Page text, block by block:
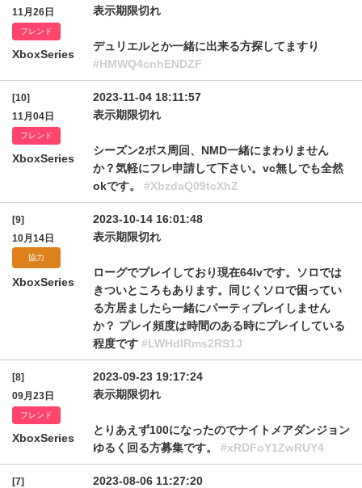
11月26日
フレンド
XboxSeries
表示期限切れ
デュリエルとか一緒に出来る方探してますり
#HMWQ4cnhENDZF
[10]
11月04日
フレンド
XboxSeries
2023-11-04 18:11:57
表示期限切れ
シーズン2ボス周回、NMD一緒にまわりません
か？気軽にフレ申請して下さい。vc無しでも全然
okです。 #XbzdaQ09tcXhZ
[9]
10月14日
協力
XboxSeries
2023-10-14 16:01:48
表示期限切れ
ローグでプレイしており現在64lvです。ソロでは
きついところもあります。同じくソロで困ってい
る方居ましたら一緒にパーティプレイしません
か？ プレイ頻度は時間のある時にプレイしている
程度です #LWHdlRms2RS1J
[8]
09月23日
フレンド
XboxSeries
2023-09-23 19:17:24
表示期限切れ
とりあえず100になったのでナイトメアダンジョン
ゆるく回る方募集です。 #xRDFoY1ZwRUY4
[7]
2023-08-06 11:27:20